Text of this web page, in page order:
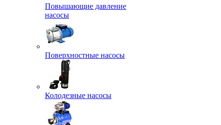
Повышающие давление
насосы
Поверхностные насосы
Колодезные насосы